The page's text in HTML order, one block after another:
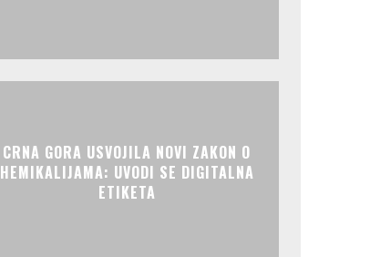
CRNA GORA USVOJILA NOVI ZAKON O
HEMIKALIJAMA: UVODI SE DIGITALNA
ETIKETA